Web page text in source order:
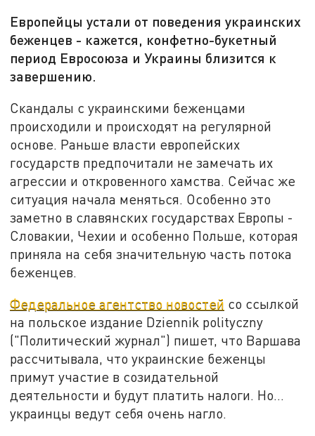
Европейцы устали от поведения украинских
беженцев - кажется, конфетно-букетный
период Евросоюза и Украины близится к
завершению.
Скандалы с украинскими беженцами
происходили и происходят на регулярной
основе. Раньше власти европейских
государств предпочитали не замечать их
агрессии и откровенного хамства. Сейчас же
ситуация начала меняться. Особенно это
заметно в славянских государствах Европы -
Словакии, Чехии и особенно Польше, которая
приняла на себя значительную часть потока
беженцев.
Федеральное агентство новостей со ссылкой
на польское издание Dziennik polityczny
("Политический журнал") пишет, что Варшава
рассчитывала, что украинские беженцы
примут участие в созидательной
деятельности и будут платить налоги. Но…
украинцы ведут себя очень нагло.